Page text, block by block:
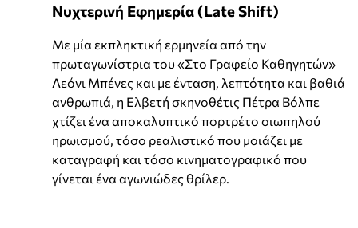
Νυχτερινή Εφημερία (Late Shift)
Με μία εκπληκτική ερμηνεία από την
πρωταγωνίστρια του «Στο Γραφείο Καθηγητών»
Λεόνι Μπένες και με ένταση, λεπτότητα και βαθιά
ανθρωπιά, η Ελβετή σκηνοθέτις Πέτρα Βόλπε
χτίζει ένα αποκαλυπτικό πορτρέτο σιωπηλού
ηρωισμού, τόσο ρεαλιστικό που μοιάζει με
καταγραφή και τόσο κινηματογραφικό που
γίνεται ένα αγωνιώδες θρίλερ.